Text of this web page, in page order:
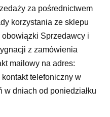
za pośrednictwem
korzystania ze sklepu
Sprzedawcy i
z zamówienia
mailowy na adres:
telefoniczny w
w dniach od poniedziałku